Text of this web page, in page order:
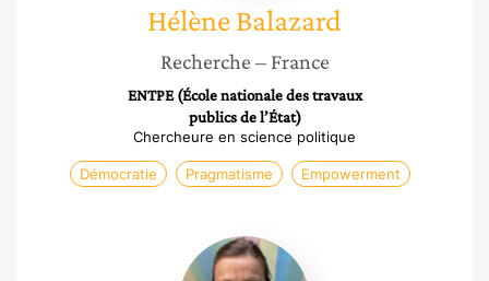
HélèneBalazard
Recherche – France
ENTPE (École nationale des travaux
publics de l’État)
Chercheure en science politique
Démocratie Pragmatisme Empowerment
Séverine
Bellina